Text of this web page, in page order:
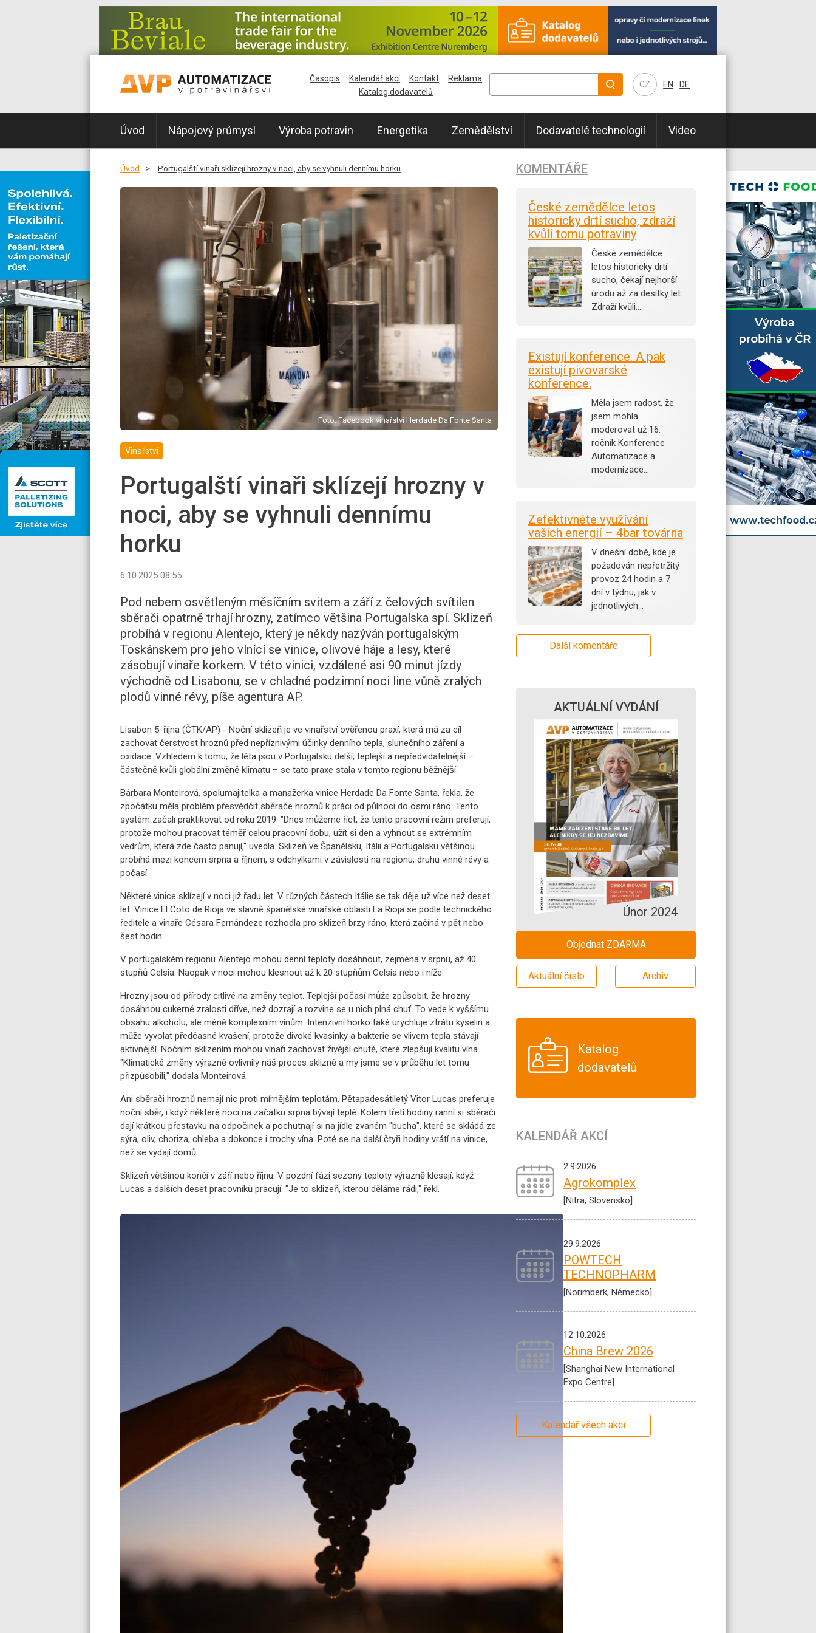
CZ EN DE
Úvod Nápojový průmysl Výroba potravin Energetika Zemědělství Dodavatelé technologií Video
Časopis Kalendář akcí Kontakt
Reklama
Katalog dodavatelů
Úvod Portugalští vinaři sklízejí hrozny v noci, aby se vyhnuli dennímu horku
Foto: Facebook vinařství Herdade Da Fonte Santa
Vinařství
Portugalští vinaři sklízejí hrozny v
noci, aby se vyhnuli dennímu
horku
6.10.2025 08:55
Pod nebem osvětleným měsíčním svitem a září z čelových svítilen
sběrači opatrně trhají hrozny, zatímco většina Portugalska spí. Sklizeň
probíhá v regionu Alentejo, který je někdy nazýván portugalským
Toskánskem pro jeho vlnící se vinice, olivové háje a lesy, které
zásobují vinaře korkem. V této vinici, vzdálené asi 90 minut jízdy
východně od Lisabonu, se v chladné podzimní noci line vůně zralých
plodů vinné révy, píše agentura AP.
Lisabon 5. října (ČTK/AP) - Noční sklizeň je ve vinařství ověřenou praxí, která má za cíl
zachovat čerstvost hroznů před nepříznivými účinky denního tepla, slunečního záření a
oxidace. Vzhledem k tomu, že léta jsou v Portugalsku delší, teplejší a nepředvídatelnější –
částečně kvůli globální změně klimatu – se tato praxe stala v tomto regionu běžnější.
Bárbara Monteirová, spolumajitelka a manažerka vinice Herdade Da Fonte Santa, řekla, že
zpočátku měla problém přesvědčit sběrače hroznů k práci od půlnoci do osmi ráno. Tento
systém začali praktikovat od roku 2019. "Dnes můžeme říct, že tento pracovní režim preferují,
protože mohou pracovat téměř celou pracovní dobu, užít si den a vyhnout se extrémním
vedrům, která zde často panují," uvedla. Sklizeň ve Španělsku, Itálii a Portugalsku většinou
probíhá mezi koncem srpna a říjnem, s odchylkami v závislosti na regionu, druhu vinné révy a
počasí.
Některé vinice sklízejí v noci již řadu let. V různých částech Itálie se tak děje už více než deset
let. Vinice El Coto de Rioja ve slavné španělské vinařské oblasti La Rioja se podle technického
ředitele a vinaře Césara Fernándeze rozhodla pro sklizeň brzy ráno, která začíná v pět nebo
šest hodin.
V portugalském regionu Alentejo mohou denní teploty dosáhnout, zejména v srpnu, až 40
stupňů Celsia. Naopak v noci mohou klesnout až k 20 stupňům Celsia nebo i níže.
Hrozny jsou od přírody citlivé na změny teplot. Teplejší počasí může způsobit, že hrozny
dosáhnou cukerné zralosti dříve, než dozrají a rozvine se u nich plná chuť. To vede k vyššímu
obsahu alkoholu, ale méně komplexním vínům. Intenzivní horko také urychluje ztrátu kyselin a
může vyvolat předčasné kvašení, protože divoké kvasinky a bakterie se vlivem tepla stávají
aktivnější. Nočním sklízením mohou vinaři zachovat živější chutě, které zlepšují kvalitu vína.
"Klimatické změny výrazně ovlivnily náš proces sklizně a my jsme se v průběhu let tomu
přizpůsobili," dodala Monteirová.
Ani sběrači hroznů nemají nic proti mírnějším teplotám. Pětapadesátiletý Vitor Lucas preferuje
noční sběr, i když některé noci na začátku srpna bývají teplé. Kolem třetí hodiny ranní si sběrači
dají krátkou přestavku na odpočinek a pochutnají si na jídle zvaném "bucha", které se skládá ze
sýra, oliv, choriza, chleba a dokonce i trochy vína. Poté se na další čtyři hodiny vrátí na vinice,
než se vydají domů.
Sklizeň většinou končí v září nebo říjnu. V pozdní fázi sezony teploty výrazně klesají, když
Lucas a dalších deset pracovníků pracují. "Je to sklizeň, kterou děláme rádi," řekl.
KOMENTÁŘE
České zemědělce letos
historicky drtí sucho, zdraží
kvůli tomu potraviny
České zemědělce
letos historicky drtí
sucho, čekají nejhorší
úrodu až za desítky let.
Zdraží kvůli…
Existují konference. A pak
existují pivovarské
konference.
Měla jsem radost, že
jsem mohla
moderovat už 16.
ročník Konference
Automatizace a
modernizace…
Zefektivněte využívání
vašich energií – 4bar továrna
V dnešní době, kde je
požadován nepřetržitý
provoz 24 hodin a 7
dní v týdnu, jak v
jednotlivých…
Další komentáře
AKTUÁLNÍ VYDÁNÍ
Únor 2024
Objednat ZDARMA
Aktuální číslo Archiv
Katalog
dodavatelů
KALENDÁŘ AKCÍ
2.9.2026
Agrokomplex
[Nitra, Slovensko]
29.9.2026
POWTECH
TECHNOPHARM
[Norimberk, Německo]
12.10.2026
China Brew 2026
[Shanghai New International
Expo Centre]
Kalendář všech akcí